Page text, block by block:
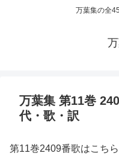
万葉集の全
万葉集 第11巻
代・歌・訳
第11巻2409番歌はこち